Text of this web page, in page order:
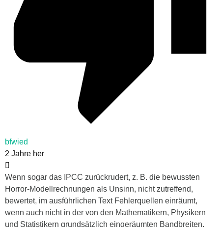
bfwied
2 Jahre her
Wenn sogar das IPCC zurückrudert, z. B. die bewussten
Horror-Modellrechnungen als Unsinn, nicht zutreffend,
bewertet, im ausführlichen Text Fehlerquellen einräumt,
wenn auch nicht in der von den Mathematikern, Physikern
und Statistikern grundsätzlich eingeräumten Bandbreiten,